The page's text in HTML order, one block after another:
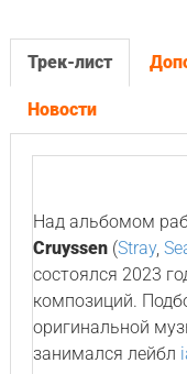
Трек-лист
Новости
Над альбомом
Cruyssen(Stray,
состоялся 2023
композиций.
оригинальной
занимался лейбл